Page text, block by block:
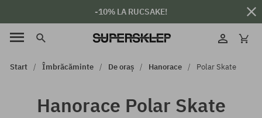
-10% LA RUCSAKE!
Start Îmbrăcăminte De oraș Hanorace Polar Skate
Hanorace Polar Skate